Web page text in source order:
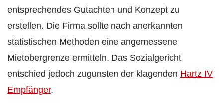
entsprechendes Gutachten und Konzept zu
erstellen. Die Firma sollte nach anerkannten
statistischen Methoden eine angemessene
Mietobergrenze ermitteln. Das Sozialgericht
entschied jedoch zugunsten der klagenden Hartz IV
Empfänger.